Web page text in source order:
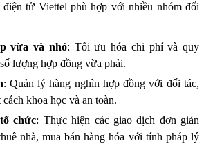
tử Viettel phù hợp với nhiều nhóm đối
vừa và nhỏ: Tối ưu hóa chi phí và quy
lượng hợp đồng vừa phải.
: Quản lý hàng nghìn hợp đồng với đối tác,
khoa học và an toàn.
chức: Thực hiện các giao dịch đơn giản
nhà, mua bán hàng hóa với tính pháp lý